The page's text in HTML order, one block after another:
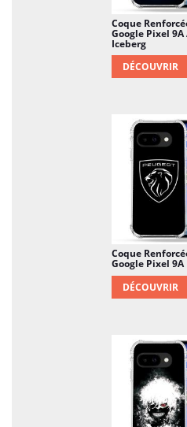
Coque
Google Pixel 9A
Iceberg
DÉCOUVRIR
Coque
Google Pixel 9A
DÉCOUVRIR